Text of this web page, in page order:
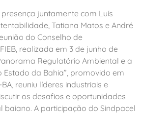
juntamente com Luís
Tatiana Matos e André
do Conselho de
realizada em 3 de junho de
Regulatório Ambiental e a
Estado da Bahia”, promovido em
reuniu líderes industriais e
os desafios e oportunidades
baiano. A participação do Sindpacel